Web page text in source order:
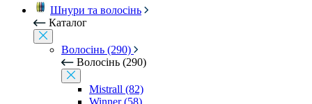
Шнури та волосінь
Каталог
Волосінь (290)
Волосінь (290)
Mistrall (82)
Winner (58)